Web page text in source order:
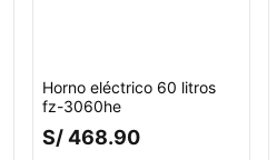
Horno eléctrico 60 litros
fz-3060he
S/ 468.90